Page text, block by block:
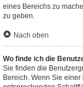
eines Bereichs zu
zu geben.
Nach oben
Wo finde ich die
Sie finden die
Bereich. Wenn Sie